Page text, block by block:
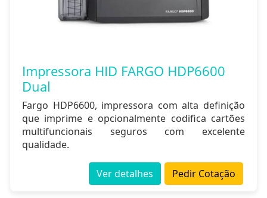
Impressora HID FARGO HDP6600
Dual
Fargo HDP6600, impressora com alta definição
que imprime e opcionalmente codifica cartões
multifuncionais seguros com excelente
qualidade.
Pedir Cotação
Ver detalhes